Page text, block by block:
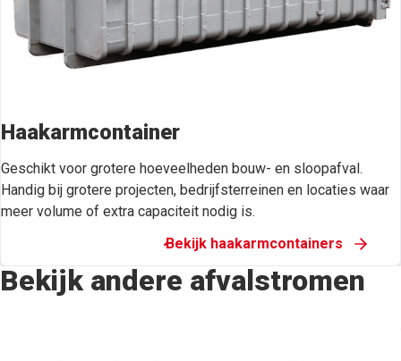
Haakarmcontainer
Geschikt voor grotere hoeveelheden bouw- en sloopafval.
Handig bij grotere projecten, bedrijfsterreinen en locaties waar
meer volume of extra capaciteit nodig is.
Bekijk haakarmcontainers
Bekijk andere afvalstromen